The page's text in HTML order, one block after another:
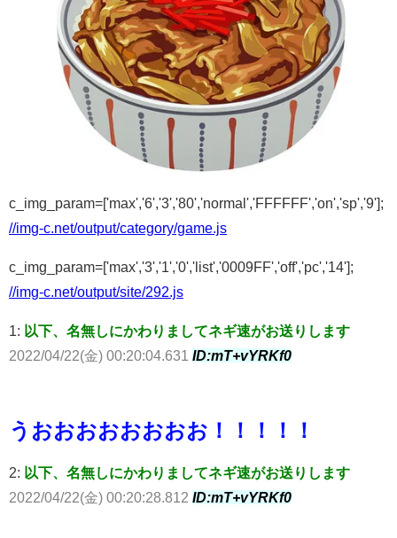
c_img_param=['max','6','3','80','normal','FFFFFF','on','sp','9'];
//img-c.net/output/category/game.js
c_img_param=['max','3','1','0','list','0009FF','off','pc','14'];
//img-c.net/output/site/292.js
1: 以下、名無しにかわりましてネギ速がお送りします
2022/04/22(金) 00:20:04.631 ID:mT+vYRKf0
うおおおおおおおお！！！！！
2: 以下、名無しにかわりましてネギ速がお送りします
2022/04/22(金) 00:20:28.812 ID:mT+vYRKf0